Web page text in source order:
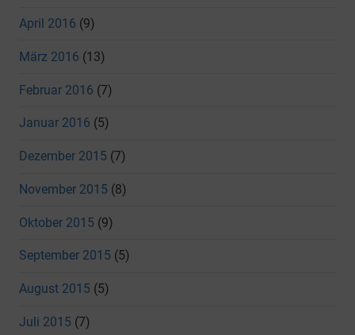
April 2016 (9)
März 2016 (13)
Februar 2016 (7)
Januar 2016 (5)
Dezember 2015 (7)
November 2015 (8)
Oktober 2015 (9)
September 2015 (5)
August 2015 (5)
Juli 2015 (7)